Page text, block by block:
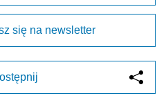
się na newsletter